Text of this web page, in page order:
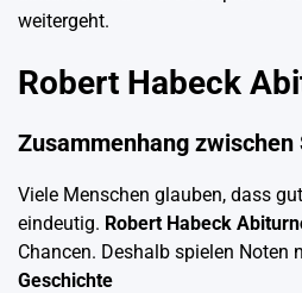
weitergeht.
Robert Habeck
Zusammenhang
Viele Menschen glauben, dass
eindeutig. Robert Habeck
Chancen. Deshalb spielen Noten
Geschichte